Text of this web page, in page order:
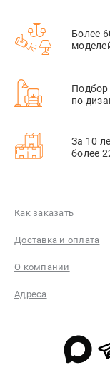
Более
по
За 10
более
Как заказать
Доставка и оплата
О компании
Адреса